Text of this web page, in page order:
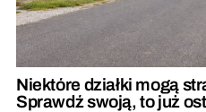
Niektóre działki mogą
Sprawdź swoją, to już